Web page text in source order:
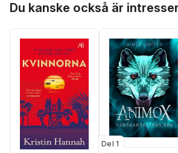
Du kanske också är
Del 1